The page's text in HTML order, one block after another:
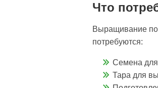
Что
Выращивание
потребуются:
Семена
Тара для